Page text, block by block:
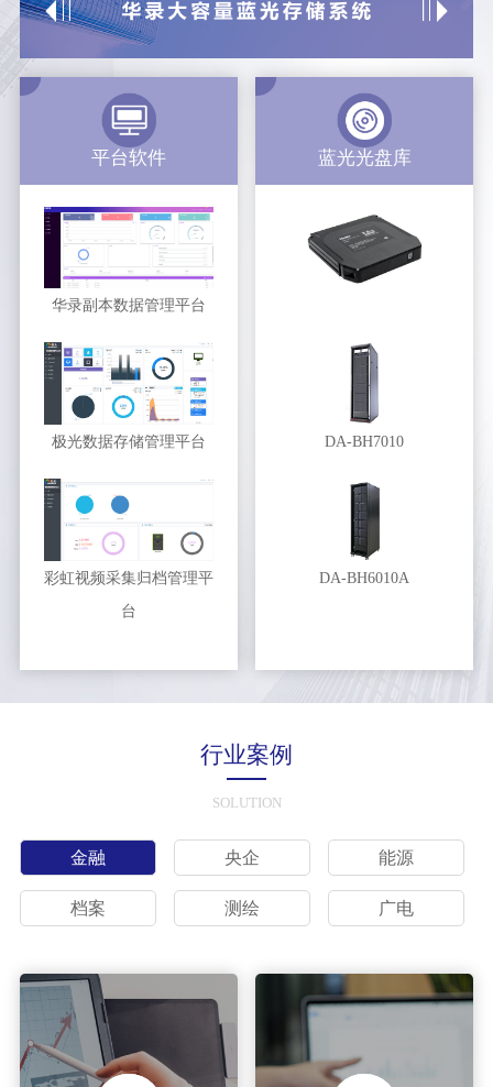
平台软件
华录副本数据管理平台
极光数据存储管理平台
彩虹视频采集归档管理平
台
蓝光光盘库
DA-BH7010
DA-BH6010A
行业案例
SOLUTION
金融 央企 能源
档案 测绘 广电